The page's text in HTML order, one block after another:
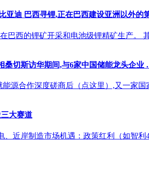
亚迪 巴西寻锂,正在巴西建设亚洲以外
巴西的锂矿开采和电池级锂精矿生产。
桑切斯访华期间,与6家中国储能龙头企业
源合作深度磋商后（点这里）,又一家
大赛道
近岸制造市场机遇：政策红利（如智